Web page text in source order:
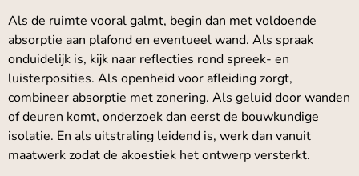
Als de ruimte vooral galmt, begin dan met voldoende
absorptie aan plafond en eventueel wand. Als spraak
onduidelijk is, kijk naar reflecties rond spreek- en
luisterposities. Als openheid voor afleiding zorgt,
combineer absorptie met zonering. Als geluid door wanden
of deuren komt, onderzoek dan eerst de bouwkundige
isolatie. En als uitstraling leidend is, werk dan vanuit
maatwerk zodat de akoestiek het ontwerp versterkt.